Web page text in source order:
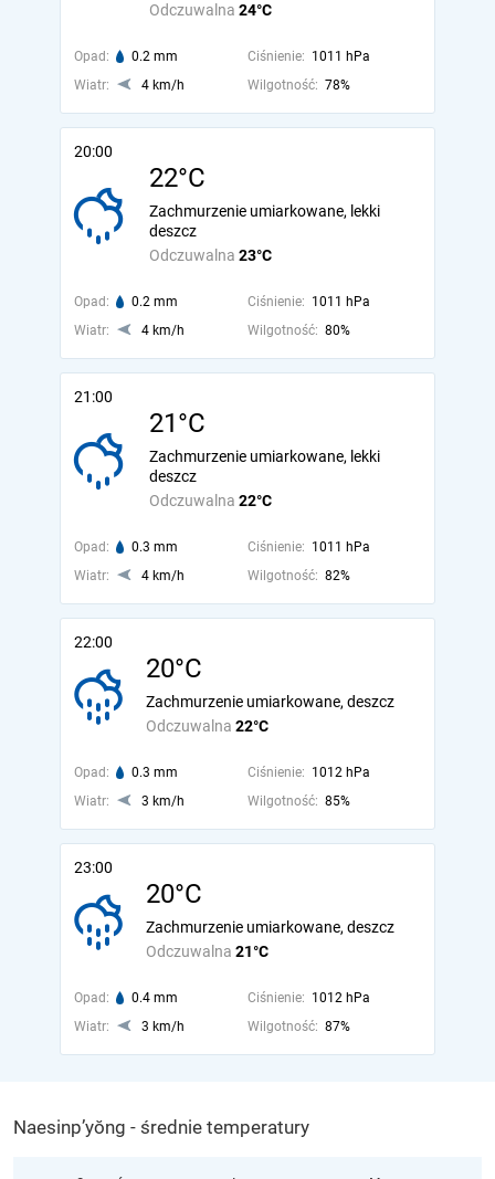
Odczuwalna 24°C
Opad: 0.2 mm Ciśnienie: 1011 hPa
Wiatr:
4 km/h Wilgotność: 78%
20:00
22°C
Odczuwalna 23°C
Zachmurzenie umiarkowane, lekki
deszcz
Opad: 0.2 mm Ciśnienie: 1011 hPa
Wiatr:
4 km/h Wilgotność: 80%
21:00
21°C
Odczuwalna 22°C
Zachmurzenie umiarkowane, lekki
deszcz
Opad: 0.3 mm Ciśnienie: 1011 hPa
Wiatr:
4 km/h Wilgotność: 82%
22:00
20°C
Odczuwalna 22°C
Zachmurzenie umiarkowane, deszcz
Opad: 0.3 mm Ciśnienie: 1012 hPa
Wiatr:
3 km/h Wilgotność: 85%
23:00
20°C
Odczuwalna 21°C
Zachmurzenie umiarkowane, deszcz
Opad: 0.4 mm Ciśnienie: 1012 hPa
Wiatr:
3 km/h Wilgotność: 87%
Naesinp’yŏng - średnie temperatury